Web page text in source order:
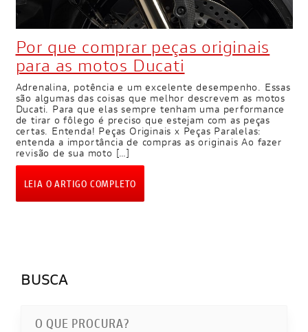
Por que comprar peças originais
para as motos Ducati
Adrenalina, potência e um excelente desempenho. Essas
são algumas das coisas que melhor descrevem as motos
Ducati. Para que elas sempre tenham uma performance
de tirar o fôlego é preciso que estejam com as peças
certas. Entenda! Peças Originais x Peças Paralelas:
entenda a importância de compras as originais Ao fazer
revisão de sua moto […]
LEIA O ARTIGO COMPLETO
BUSCA